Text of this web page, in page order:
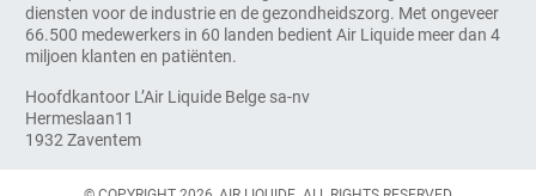
diensten voor de industrie en de gezondheidszorg. Met ongeveer
66.500 medewerkers in 60 landen bedient Air Liquide meer dan 4
miljoen klanten en patiënten.
Hoofdkantoor L’Air Liquide Belge sa-nv
Hermeslaan11
1932 Zaventem